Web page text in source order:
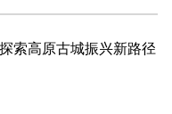
索高原古城振兴新路径